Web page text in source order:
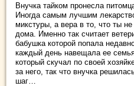
Внучка тайком пронесла
Иногда самым лучшим
микстуры, а вера в то, что ты
дома. Именно так считает
бабушка которой попала
каждый день навещала ее
который скучал по своей
за него, так что внучка
шаг…